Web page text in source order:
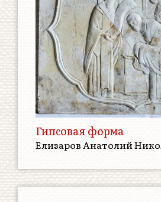
Гипсовая форма
Елизаров Анатолий